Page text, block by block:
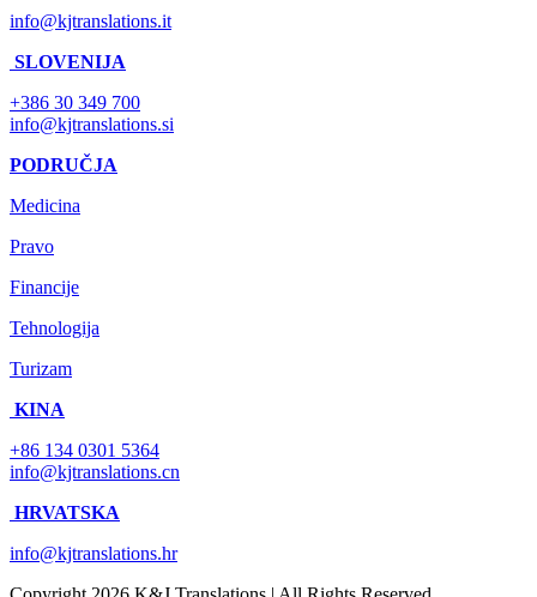
info@kjtranslations.it
SLOVENIJA
+386 30 349 700
info@kjtranslations.si
PODRUČJA
Medicina
Pravo
Financije
Tehnologija
Turizam
KINA
+86 134 0301 5364
info@kjtranslations.cn
HRVATSKA
info@kjtranslations.hr